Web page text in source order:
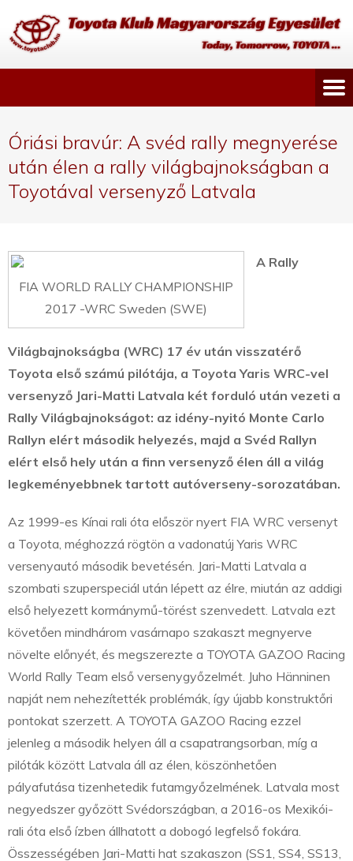
Óriási bravúr: A svéd rally megnyerése
után élen a rally világbajnokságban a
Toyotával versenyző Latvala
FIA WORLD RALLY CHAMPIONSHIP
2017 -WRC Sweden (SWE)
A Rally
Világbajnokságba (WRC) 17 év után visszatérő
Toyota első számú pilótája, a Toyota Yaris WRC-vel
versenyző Jari-Matti Latvala két forduló után vezeti a
Rally Világbajnokságot: az idény-nyitó Monte Carlo
Rallyn elért második helyezés, majd a Svéd Rallyn
elért első hely után a finn versenyző élen áll a világ
legkeményebbnek tartott autóverseny-sorozatában.
Az 1999-es Kínai rali óta először nyert FIA WRC versenyt
a Toyota, méghozzá rögtön a vadonatúj Yaris WRC
versenyautó második bevetésén. Jari-Matti Latvala a
szombati szuperspeciál után lépett az élre, miután az addigi
első helyezett kormánymű-törést szenvedett. Latvala ezt
követően mindhárom vasárnapo szakaszt megnyerve
növelte előnyét, és megszerezte a TOYOTA GAZOO Racing
World Rally Team első versenygyőzelmét. Juho Hänninen
napját nem nehezítették problémák, így újabb konstruktőri
pontokat szerzett. A TOYOTA GAZOO Racing ezzel
jelenleg a második helyen áll a csapatrangsorban, míg a
pilóták között Latvala áll az élen, köszönhetően
pályafutása tizenhetedik futamgyőzelmének. Latvala most
negyedszer győzött Svédországban, a 2016-os Mexikói-
rali óta első ízben állhatott a dobogó legfelső fokára.
Összességében Jari-Matti hat szakaszon (SS1, SS4, SS13,